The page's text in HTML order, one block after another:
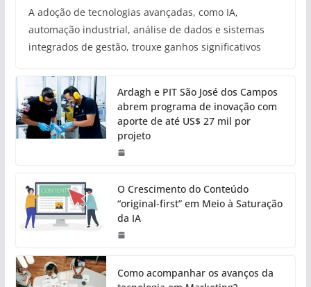
A adoção de tecnologias avançadas, como IA,
automação industrial, análise de dados e sistemas
integrados de gestão, trouxe ganhos significativos
Ardagh e PIT São José dos Campos
abrem programa de inovação com
aporte de até US$ 27 mil por
projeto
O Crescimento do Conteúdo
“original-first” em Meio à Saturação
da IA
Como acompanhar os avanços da